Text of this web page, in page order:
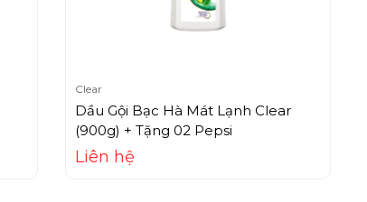
Clear
Dầu Gội Bạc Hà Mát Lạnh Clear
(900g) + Tặng 02 Pepsi
Liên hệ